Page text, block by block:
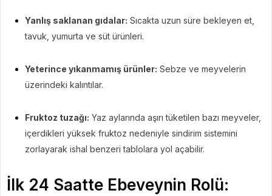
Yanlış saklanan gıdalar: Sıcakta uzun süre bekleyen et,
tavuk, yumurta ve süt ürünleri.
Yeterince yıkanmamış ürünler: Sebze ve meyvelerin
üzerindeki kalıntılar.
Fruktoz tuzağı: Yaz aylarında aşırı tüketilen bazı meyveler,
içerdikleri yüksek fruktoz nedeniyle sindirim sistemini
zorlayarak ishal benzeri tablolara yol açabilir.
İlk 24 Saatte Ebeveynin Rolü: